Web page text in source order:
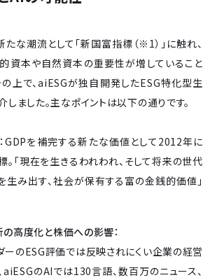
な潮流として「新国富指標（※1）」に触れ、
資本や自然資本の重要性が増していること
の上で、aiESGが独自開発したESG特化型生
ました。主なポイントは以下の通りです。
GDPを補完する新たな価値として2012年に
「現在を生きるわれわれ、そして将来の世代
生み出す、社会が保有する富の金銭的価値」
高度化と株価への影響：
ーのESG評価では反映されにくい企業の経営
のAIでは130言語、数百万のニュース、